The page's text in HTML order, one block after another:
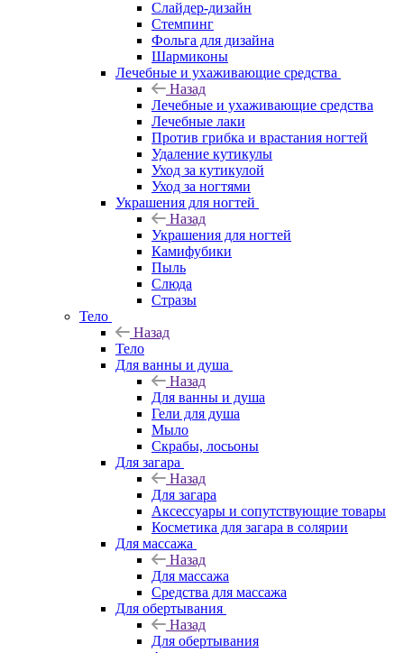
Слайдер-дизайн
Стемпинг
Фольга для дизайна
Шармиконы
Лечебные и ухаживающие средства
Назад
Лечебные и ухаживающие средства
Лечебные лаки
Против грибка и врастания ногтей
Удаление кутикулы
Уход за кутикулой
Уход за ногтями
Украшения для ногтей
Назад
Украшения для ногтей
Камифубики
Пыль
Слюда
Стразы
Тело
Назад
Тело
Для ванны и душа
Назад
Для ванны и душа
Гели для душа
Мыло
Скрабы, лосьоны
Для загара
Назад
Для загара
Аксессуары и сопутствующие товары
Косметика для загара в солярии
Для массажа
Назад
Для массажа
Средства для массажа
Для обертывания
Назад
Для обертывания